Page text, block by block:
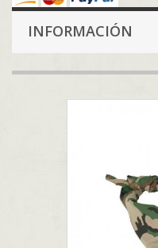
INFORMACIÓN